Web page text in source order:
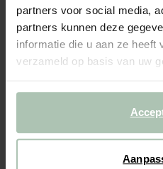
partners voor social media,
partners kunnen deze
informatie die u aan ze heeft
verzameld op basis van uw
Gekozen maat: Onesize
Binnen 30 minuten via e-mail
BEKIJK